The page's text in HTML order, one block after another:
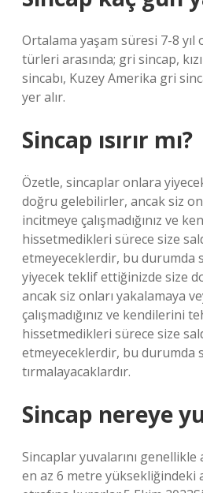
Ortalama yaşam süresi 7-8
türleri arasında; gri sincap,
sincabı, Kuzey Amerika gri
yer alır.
Sincap ısırır mı?
Özetle, sincaplar onlara
doğru gelebilirler, ancak siz
incitmeye çalışmadığınız ve
hissetmedikleri sürece size
etmeyeceklerdir, bu durumda
yiyecek teklif ettiğinizde size
ancak siz onları yakalamaya
çalışmadığınız ve kendilerini
hissetmedikleri sürece size
etmeyeceklerdir, bu durumda
tırmalayacaklardır.
Sincap nereye
Sincaplar yuvalarını genellikle
en az 6 metre yüksekliğindeki